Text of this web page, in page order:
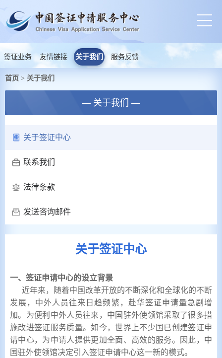
签证业务 友情链接 关于我们 服务反馈
首页 > 关于我们
— 关于我们 —
关于签证中心
联系我们
法律条款
发送咨询邮件
关于签证中心
一、签证申请中心的设立背景
近年来，随着中国改革开放的不断深化和全球化的不断
发展，中外人员往来日趋频繁，赴华签证申请量急剧增
加。为便利中外人员往来，中国驻外使领馆采取了很多措
施改进签证服务质量。如今，世界上不少国已创建签证申
请中心，为申请人提供更加全面、高效的服务。因此，中
国驻外使领馆决定引入签证申请中心这一新的模式。